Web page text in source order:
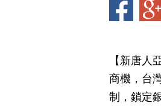
【新唐人
商機，台
制，鎖定